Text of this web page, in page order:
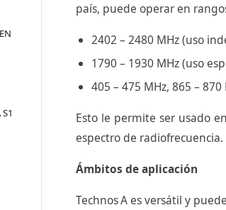
país, puede operar en
2402 – 2480 MHz (uso
1790 – 1930 MHz (uso
405 – 475 MHz, 865 –
Esto le permite ser usado
espectro de radiofrecuencia.
Ámbitos de aplicación
Technos A es versátil y